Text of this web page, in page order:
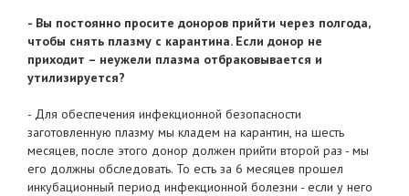
- Вы постоянно просите доноров прийти через полгода,
чтобы снять плазму с карантина. Если донор не
приходит – неужели плазма отбраковывается и
утилизируется?
- Для обеспечения инфекционной безопасности
заготовленную плазму мы кладем на карантин, на шесть
месяцев, после этого донор должен прийти второй раз - мы
его должны обследовать. То есть за 6 месяцев прошел
инкубационный период инфекционной болезни - если у него